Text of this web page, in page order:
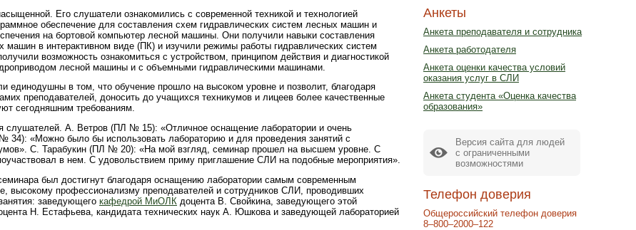
Его слушатели ознакомились с современной техникой и технологией
обеспечение для составления схем гидравлических систем лесных машин и
на бортовой компьютер лесной машины. Они получили навыки составления
машин в интерактивном виде (ПК) и изучили режимы работы гидравлических систем
возможность ознакомиться с устройством, принципом действия и диагностикой
лесной машины и с объемными гидравлическими машинами.
единодушны в том, что обучение прошло на высоком уровне и позволит, благодаря
преподавателей, доносить до учащихся техникумов и лицеев более качественные
сегодняшним требованиям.
слушателей. А. Ветров (ПЛ № 15): «Отличное оснащение лаборатории и очень
«Можно было бы использовать лабораторию и для проведения занятий с
С. Тарабукин (ПЛ № 20): «На мой взгляд, семинар прошел на высшем уровне. С
в нем. С удовольствием приму приглашение СЛИ на подобные мероприятия».
был достигнут благодаря оснащению лаборатории самым современным
высокому профессионализму преподавателей и сотрудников СЛИ, проводивших
заведующего кафедрой МиОЛК доцента В. Свойкина, заведующего этой
Н. Естафьева, кандидата технических наук А. Юшкова и заведующей лабораторией
Анкеты
Анкета преподавателя и сотрудника
Анкета работодателя
Анкета оценки качества условий
оказания услуг в СЛИ
Анкета студента «Оценка качества
образования»
Версия сайта для людей
с ограниченными
возможностями
Телефон доверия
Общероссийский телефон доверия
8–800–2000–122